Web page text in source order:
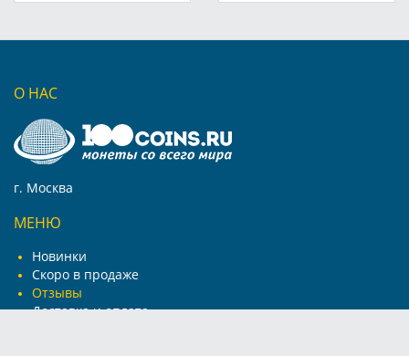
О НАС
г. Москва
МЕНЮ
Новинки
Скоро в продаже
Отзывы
Доставка и оплата